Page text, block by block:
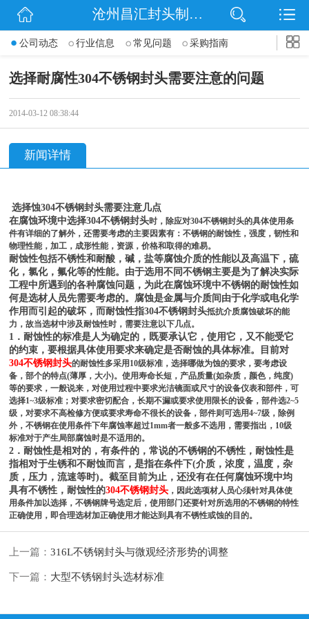
网站首页
信息动态
沧州昌汇封头制造有限公司
公司动态 行业信息 常见问题 采购指南
选择耐腐性304不锈钢封头需要注意的问题
2014-03-12 08:38:44
新闻详情
选择蚀304不锈钢封头需要注意几点
在腐蚀环境中选择304不锈钢封头时，除应对304不锈钢封头的具体使用条
件有详细的了解外，还需要考虑的主要因素有：不锈钢的耐蚀性，强度，韧性和
物理性能，加工，成形性能，资源，价格和取得的难易。
耐蚀性包括不锈性和耐酸，碱，盐等腐蚀介质的性能以及高温下，硫
化，氯化，氟化等的性能。由于选用不同不锈钢主要是为了解决实际
工程中所遇到的各种腐蚀问题，为此在腐蚀环境中不锈钢的耐蚀性如
何是选材人员先需要考虑的。腐蚀是金属与介质间由于化学或电化学
作用而引起的破坏，而耐蚀性指304不锈钢封头抵抗介质腐蚀破坏的能
力，故当选材中涉及耐蚀性时，需要注意以下几点。
1．耐蚀性的标准是人为确定的，既要承认它，使用它，又不能受它
的约束，要根据具体使用要求来确定是否耐蚀的具体标准。目前对
304不锈钢封头的耐蚀性多采用10级标准，选择哪做为蚀的要求，要考虑设
备，部个的特点(薄厚，大小)。使用寿命长短，产品质量(如杂质，颜色，纯度)
等的要求，一般说来，对使用过程中要求光洁镜面或尺寸的设备仪表和部件，可
选择1~3级标准；对要求密切配合，长期不漏或要求使用限长的设备，部件选2~5
级，对要求不高检修方便或要求寿命不很长的设备，部件则可选用4~7级，除例
外，不锈钢在使用条件下年腐蚀率超过1mm者一般多不选用，需要指出，10级
标准对于产生局部腐蚀时是不适用的。
2．耐蚀性是相对的，有条件的，常说的不锈钢的不锈性，耐蚀性是
指相对于生锈和不耐蚀而言，是指在条件下(介质，浓度，温度，杂
质，压力，流速等时)。截至目前为止，还没有在任何腐蚀环境中均
具有不锈性，耐蚀性的304不锈钢封头 ，因此选项材人员心须针对具体使
用条件加以选择，不锈钢牌号选定后，使用部门还要针对所选用的不锈钢的特性
正确使用，即合理选材加正确使用才能达到具有不锈性或蚀的目的。
上一篇：316L不锈钢封头与微观经济形势的调整
下一篇： 大型不锈钢封头选材标准